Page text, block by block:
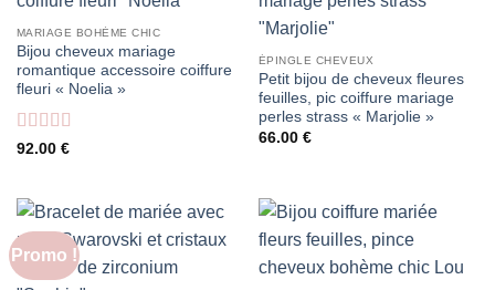
MARIAGE BOHÈME CHIC
Bijou cheveux mariage
romantique accessoire coiffure
fleuri « Noelia »
Note5sur 5
92.00 €
ÉPINGLE CHEVEUX
Petit bijou de cheveux fleures
feuilles, pic coiffure mariage
perles strass « Marjolie »
66.00 €
Promo !